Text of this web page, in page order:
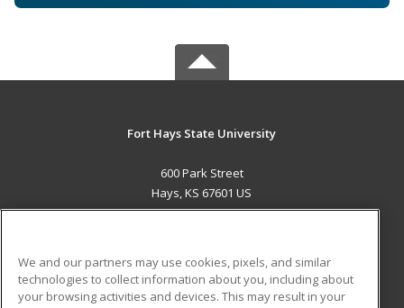
Fort Hays State University
600 Park Street
Hays, KS 67601 US
ADDITIONAL RESOURCES
We and our partners may use cookies, pixels, and similar
technologies to collect information about you, including about
your browsing activities and devices. This may result in your